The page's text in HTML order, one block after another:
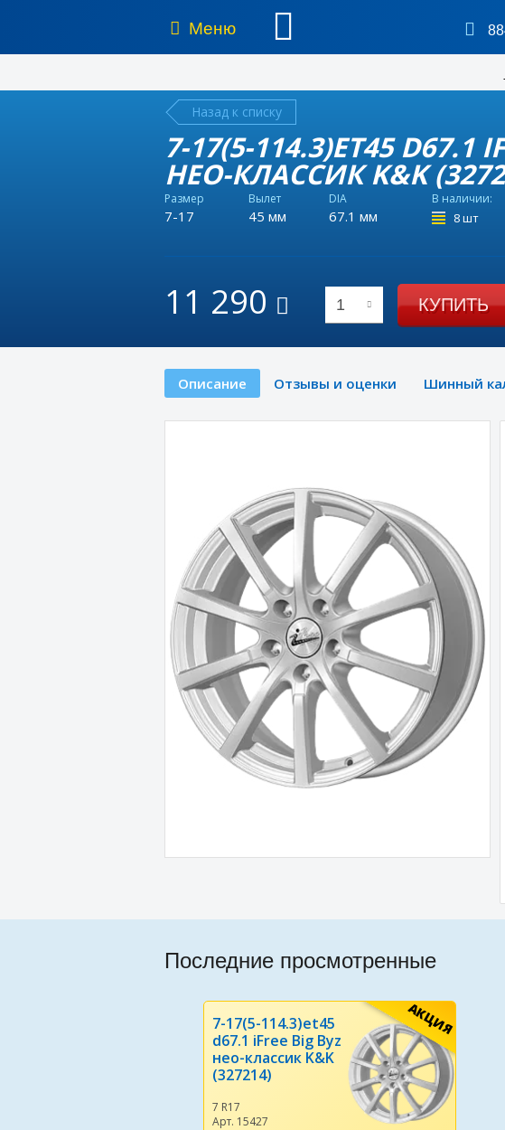
Меню
Назад к списку
7-17(5-114.3)ET45 D67.1
НЕО-КЛАССИК K&K
Размер
7-17
Вылет
45 мм
DIA
67.1 мм
В наличии:
8 шт
11 290 1 КУПИТЬ
Описание Отзывы и оценки Шинный
Последние просмотренные
АКЦИЯ
7-17(5-114.3)et45
d67.1 iFree Big Byz
нео-классик K&K
(327214)
7 R17
Арт. 15427